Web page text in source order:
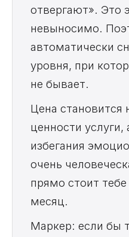
отвергают». Это
невыносимо.
автоматически
уровня, при
не бывает.
Цена становится
ценности
избегания
очень
прямо стоит
месяц.
Маркер: если бы